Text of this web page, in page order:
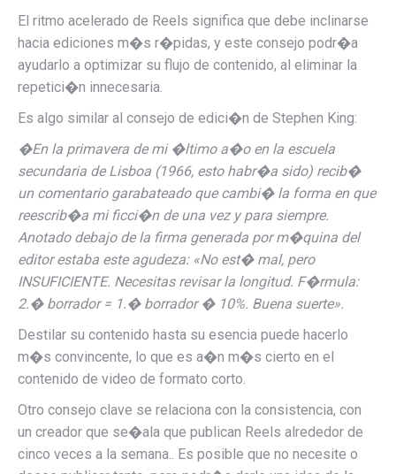
El ritmo acelerado de Reels significa que debe inclinarse
hacia ediciones m�s r�pidas, y este consejo podr�a
ayudarlo a optimizar su flujo de contenido, al eliminar la
repetici�n innecesaria.
Es algo similar al consejo de edici�n de Stephen King:
�En la primavera de mi �ltimo a�o en la escuela
secundaria de Lisboa (1966, esto habr�a sido) recib�
un comentario garabateado que cambi� la forma en que
reescrib�a mi ficci�n de una vez y para siempre.
Anotado debajo de la firma generada por m�quina del
editor estaba este agudeza: «No est� mal, pero
INSUFICIENTE. Necesitas revisar la longitud. F�rmula:
2.� borrador = 1.� borrador � 10%. Buena suerte».
Destilar su contenido hasta su esencia puede hacerlo
m�s convincente, lo que es a�n m�s cierto en el
contenido de video de formato corto.
Otro consejo clave se relaciona con la consistencia, con
un creador que se�ala que publican Reels alrededor de
cinco veces a la semana.. Es posible que no necesite o